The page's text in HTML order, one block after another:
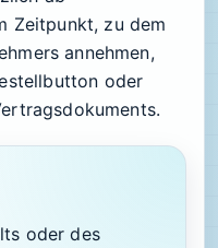
Zeitpunkt, zu dem
annehmen,
oder
oder des